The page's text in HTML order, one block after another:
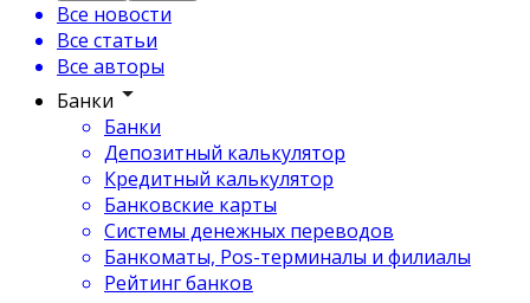
Все новости
Все статьи
Все авторы
Банки
Банки
Депозитный калькулятор
Кредитный калькулятор
Банковские карты
Системы денежных переводов
Банкоматы, Pos-терминалы и филиалы
Рейтинг банков